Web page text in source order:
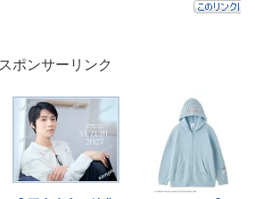
スポンサーリンク